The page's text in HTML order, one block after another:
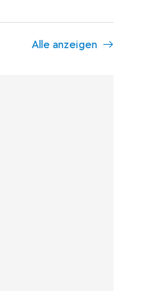
Alle anzeigen